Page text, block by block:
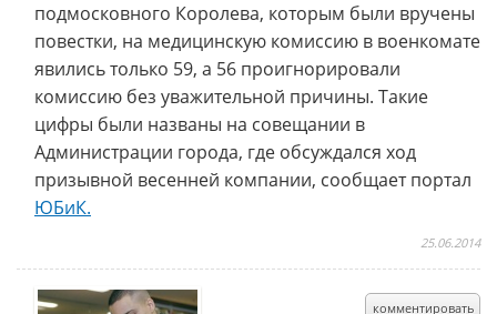
подмосковного Королева, которым были вручены
повестки, на медицинскую комиссию в военкомате
явились только 59, а 56 проигнорировали
комиссию без уважительной причины. Такие
цифры были названы на совещании в
Администрации города, где обсуждался ход
призывной весенней компании, сообщает портал
ЮБиК.
25.06.2014
комментировать